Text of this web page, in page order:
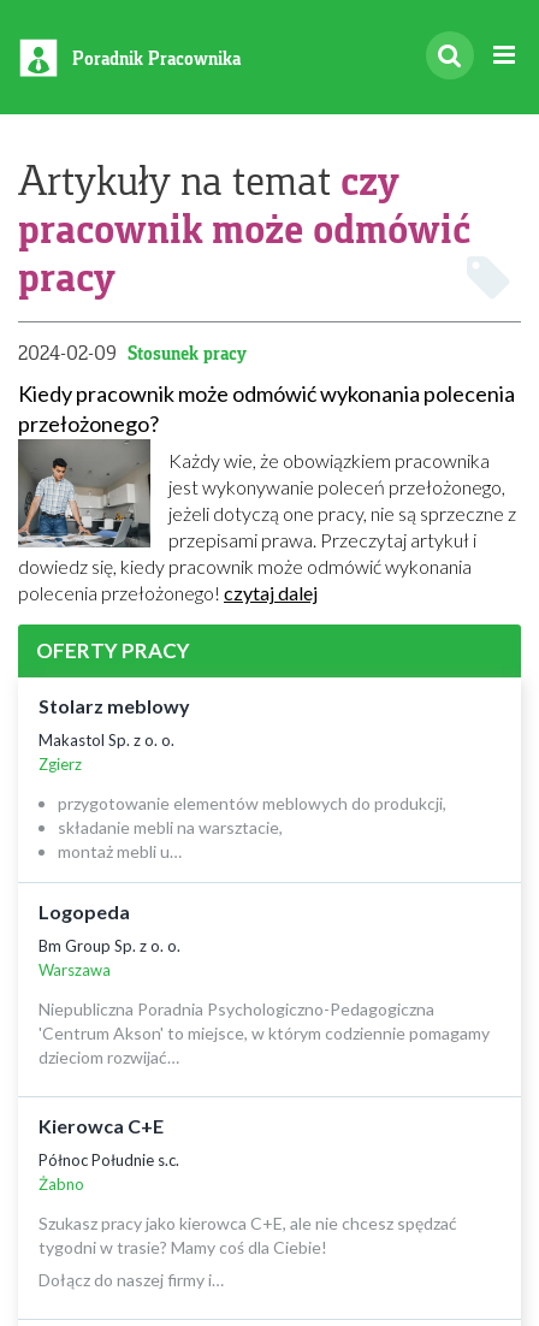
Poradnik Pracownika
Artykuły na temat czy
pracownik może odmówić
pracy
2024-02-09 Stosunek pracy
Kiedy pracownik może odmówić wykonania polecenia
przełożonego?
Każdy wie, że obowiązkiem pracownika
jest wykonywanie poleceń przełożonego,
jeżeli dotyczą one pracy, nie są sprzeczne z
przepisami prawa. Przeczytaj artykuł i
dowiedz się, kiedy pracownik może odmówić wykonania
polecenia przełożonego! czytaj dalej
OFERTY PRACY
Stolarz meblowy
Makastol Sp. z o. o.
Zgierz
przygotowanie elementów meblowych do produkcji,
składanie mebli na warsztacie,
montaż mebli u…
Logopeda
Bm Group Sp. z o. o.
Warszawa
Niepubliczna Poradnia Psychologiczno-Pedagogiczna
'Centrum Akson' to miejsce, w którym codziennie pomagamy
dzieciom rozwijać…
Kierowca C+E
Północ Południe s.c.
Żabno
Szukasz pracy jako kierowca C+E, ale nie chcesz spędzać
tygodni w trasie? Mamy coś dla Ciebie!
Dołącz do naszej firmy i…